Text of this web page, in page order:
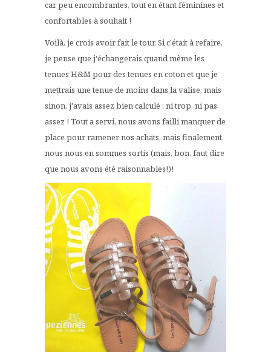
car peu encombrantes, tout en étant féminines et
confortables à souhait !
Voilà, je crois avoir fait le tour. Si c'était à refaire,
je pense que j'échangerais quand même les
tenues H&M pour des tenues en coton et que je
mettrais une tenue de moins dans la valise, mais
sinon, j'avais assez bien calculé : ni trop, ni pas
assez ! Tout a servi, nous avons failli manquer de
place pour ramener nos achats, mais finalement,
nous nous en sommes sortis (mais, bon, faut dire
que nous avons été raisonnables!)!